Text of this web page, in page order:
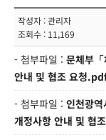
작성자 : 관리자
조회수 : 11,169
- 첨부파일 : 문체부
안내 및 협조 요청
- 첨부파일 : 인천광역
개정사항 안내 및 협